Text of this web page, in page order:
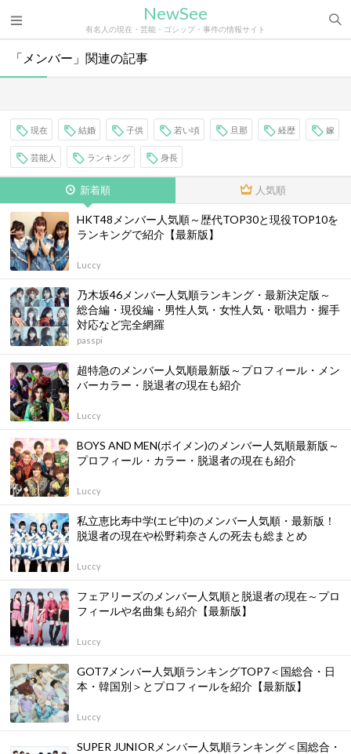
NewSee
有名人の現在・芸能・ゴシップ・事件の情報サイト
「メンバー」関連の記事
現在 結婚 子供 若い頃 旦那 経歴 嫁
芸能人 ランキング 身長
新着順 人気順
HKT48メンバー人気順～歴代TOP30と現役TOP10を
ランキングで紹介【最新版】
Luccy
乃木坂46メンバー人気順ランキング・最新決定版～
総合編・現役編・男性人気・女性人気・歌唱力・握手
対応など完全網羅
passpi
超特急のメンバー人気順最新版～プロフィール・メン
バーカラー・脱退者の現在も紹介
Luccy
BOYS AND MEN(ボイメン)のメンバー人気順最新版～
プロフィール・カラー・脱退者の現在も紹介
Luccy
私立恵比寿中学(エビ中)のメンバー人気順・最新版！
脱退者の現在や松野莉奈さんの死去も総まとめ
Luccy
フェアリーズのメンバー人気順と脱退者の現在～プロ
フィールや名曲集も紹介【最新版】
Luccy
GOT7メンバー人気順ランキングTOP7＜国総合・日
本・韓国別＞とプロフィールを紹介【最新版】
Luccy
SUPER JUNIORメンバー人気順ランキング＜国総合・